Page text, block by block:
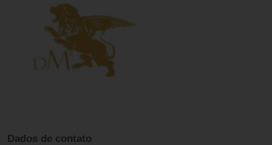
Dados de contato